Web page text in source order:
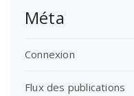
Méta
Connexion
Flux des publications